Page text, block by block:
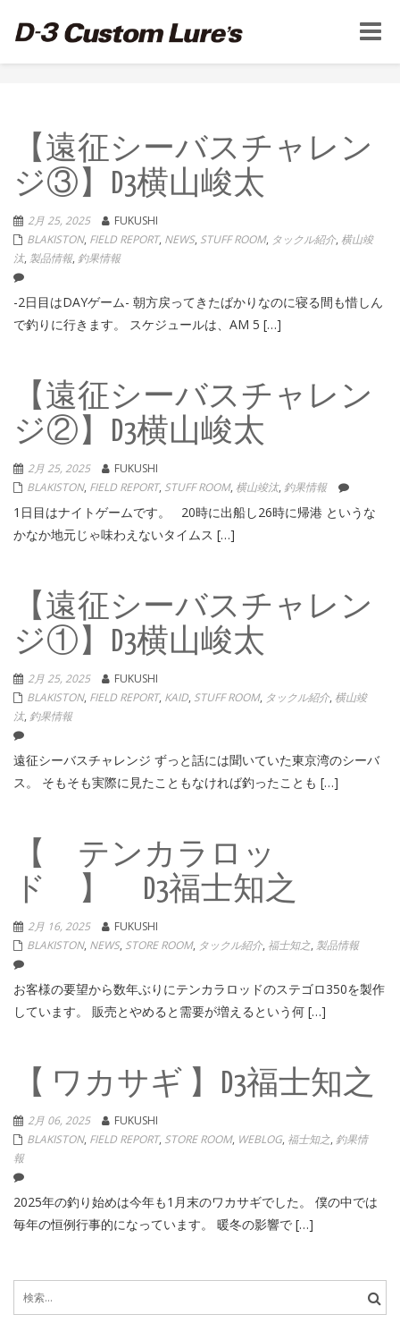
Toggle
【遠征シーバスチャレン
ジ③】D3横山峻太
2月 25, 2025
FUKUSHI
BLAKISTON, FIELD REPORT, NEWS, STUFF ROOM, タックル紹介, 横山竣
汰, 製品情報, 釣果情報
-2日目はDAYゲーム- 朝方戻ってきたばかりなのに寝る間も惜しん
で釣りに行きます。 スケジュールは、AM 5 […]
【遠征シーバスチャレン
ジ②】D3横山峻太
2月 25, 2025
FUKUSHI
BLAKISTON, FIELD REPORT, STUFF ROOM, 横山竣汰, 釣果情報
1日目はナイトゲームです。 20時に出船し26時に帰港 というな
かなか地元じゃ味わえないタイムス […]
【遠征シーバスチャレン
ジ①】D3横山峻太
2月 25, 2025
FUKUSHI
BLAKISTON, FIELD REPORT, KAID, STUFF ROOM, タックル紹介, 横山竣
汰, 釣果情報
遠征シーバスチャレンジ ずっと話には聞いていた東京湾のシーバ
ス。 そもそも実際に見たこともなければ釣ったことも […]
【 テンカラロッ
ド 】 D3福士知之
2月 16, 2025
FUKUSHI
BLAKISTON, NEWS, STORE ROOM, タックル紹介, 福士知之, 製品情報
お客様の要望から数年ぶりにテンカラロッドのステゴロ350を製作
しています。 販売とやめると需要が増えるという何 […]
【 ワカサギ 】D3福士知之
2月 06, 2025
FUKUSHI
BLAKISTON, FIELD REPORT, STORE ROOM, WEBLOG, 福士知之, 釣果情
報
2025年の釣り始めは今年も1月末のワカサギでした。 僕の中では
毎年の恒例行事的になっています。 暖冬の影響で […]
索: